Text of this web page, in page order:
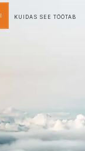
KUIDAS SEE TÖÖTAB